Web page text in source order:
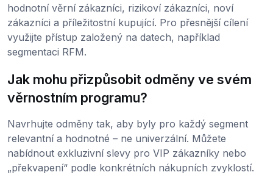
hodnotní věrní zákazníci, rizikoví zákazníci, noví
zákazníci a příležitostní kupující. Pro přesnější cílení
využijte přístup založený na datech, například
segmentaci RFM.
Jak mohu přizpůsobit odměny ve svém
věrnostním programu?
Navrhujte odměny tak, aby byly pro každý segment
relevantní a hodnotné – ne univerzální. Můžete
nabídnout exkluzivní slevy pro VIP zákazníky nebo
„překvapení“ podle konkrétních nákupních zvyklostí.